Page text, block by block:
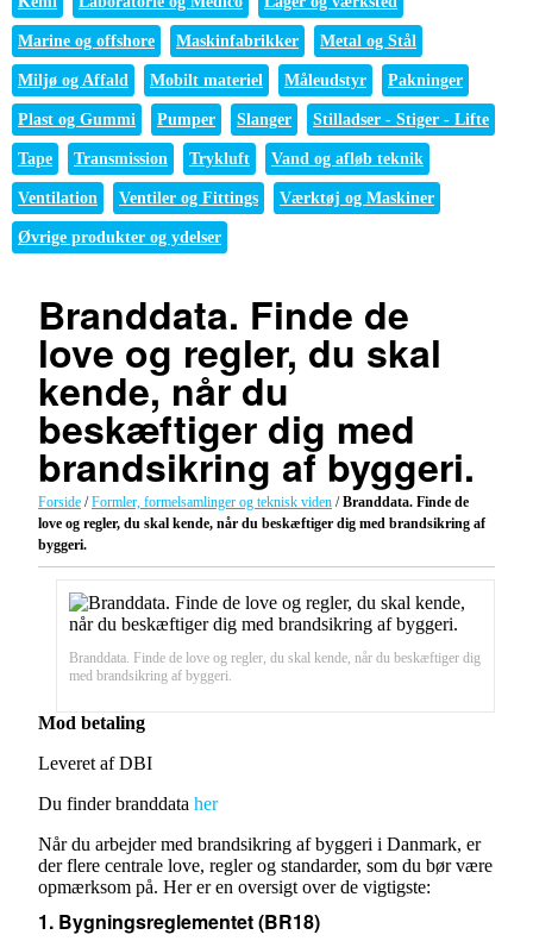
Marine og offshore Maskinfabrikker Metal og Stål
Miljø og Affald Mobilt materiel Måleudstyr Pakninger
Plast og Gummi Pumper Slanger Stilladser - Stiger - Lifte
Tape Transmission Trykluft Vand og afløb teknik
Ventilation Ventiler og Fittings Værktøj og Maskiner
Øvrige produkter og ydelser
Branddata. Finde de
love og regler, du skal
kende, når du
beskæftiger dig med
brandsikring af byggeri.
Forside /Formler, formelsamlinger og teknisk viden /Branddata. Finde de
love og regler, du skal kende, når du beskæftiger dig med brandsikring af
byggeri.
Branddata. Finde de love og regler, du skal kende, når du beskæftiger dig
med brandsikring af byggeri.
Mod betaling
Leveret af DBI
Du finder branddata her
Når du arbejder med brandsikring af byggeri i Danmark, er
der flere centrale love, regler og standarder, som du bør være
opmærksom på. Her er en oversigt over de vigtigste:
1. Bygningsreglementet (BR18)